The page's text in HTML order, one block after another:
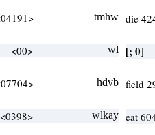
tmhw die
<00> wl [; 0]
hdvb field
<0398> wlkay eat